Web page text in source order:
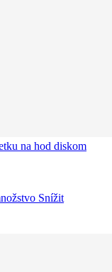
na hod diskom
Snížit